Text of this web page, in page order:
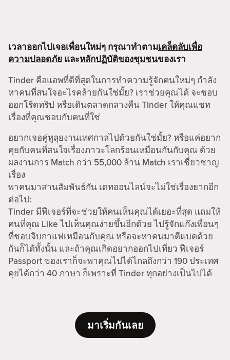
เวลาออกไปเจอเพื่อนใหม่ๆ กรุณาทำตามเคล็ดลับเพื่อ
ความปลอดภัย และหลักปฏิบัติของชุมชนของเรา
Tinder คือแอพที่ดีที่สุดในการทำความรู้จักคนใหม่ๆ กำลัง
หาคนที่สนใจอะไรคล้ายกันใช่มั้ย? เราช่วยคุณได้ จะชอบ
ออกโร้ดทริป หรือเดินตลาดกลางคืน Tinder ให้คุณแชท
เรื่องที่คุณชอบกับคนที่ใช่
อยากเจอคู่หูลุยงานเทศกาลไปด้วยกันใช่มั้ย? หรือแค่อยาก
คุยกับคนที่สนใจเรื่องภาวะโลกร้อนเหมือนกันกับคุณ ด้วย
ผลงานการ Match กว่า 55,000 ล้าน Match เราเชี่ยวชาญ
เรื่อง
พาคนมาสานสัมพันธ์กัน เดทออนไลน์จะไม่ใช่เรื่องยากอีก
ต่อไป:
Tinder มีฟีเจอร์ที่จะช่วยให้คนเห็นคุณได้เยอะที่สุด แถมให้
คนที่คุณ Like ไปเห็นคุณง่ายขึ้นอีกด้วย ไปรู้จักแก๊งเพื่อนๆ
ที่ชอบจิบกาแฟเหมือนกับคุณ หรือจะหาคนมาตีแบดด้วย
กันก็ได้ทั้งนั้น และถ้าคุณเกิดอยากออกไปเที่ยว ฟีเจอร์
Passport ของเราก็จะพาคุณไปได้ไกลถึงกว่า 190 ประเทศ
คุยได้กว่า 40 ภาษา ก็เพราะที่ Tinder ทุกอย่างเป็นไปได้
มาเริ่มกันเลย